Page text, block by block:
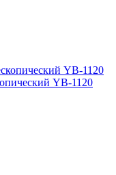
YB-1120